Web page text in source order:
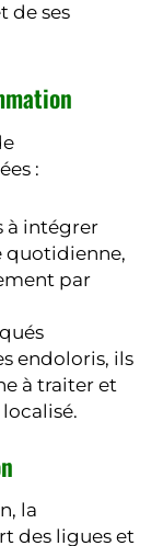
de ses
:
à intégrer
quotidienne,
par
endoloris, ils
à traiter et
la
des ligues et